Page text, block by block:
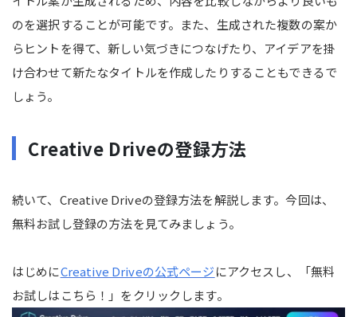
のを選択することが可能です。また、生成された複数の案か
らヒントを得て、新しい気づきにつなげたり、アイデアを掛
け合わせて新たなタイトルを作成したりすることもできるで
しょう。
Creative Driveの登録方法
続いて、Creative Driveの登録方法を解説します。今回は、
無料お試し登録の方法を見てみましょう。
はじめにCreative Driveの公式ページにアクセスし、「無料
お試しはこちら！」をクリックします。